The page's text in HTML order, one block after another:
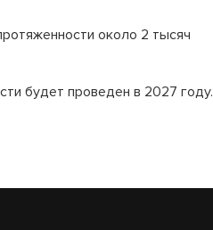
около 2 тысяч
будет проведен в 2027 году.